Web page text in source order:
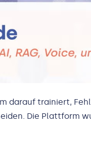
darauf trainiert,
Die Plattform